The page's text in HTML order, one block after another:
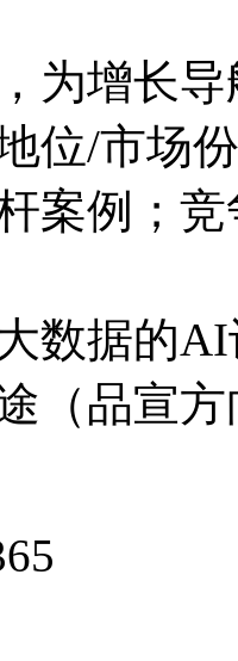
为增长导
位/市场
案例；
数据的
（品宣